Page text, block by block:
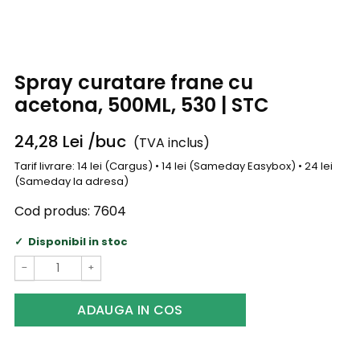
Spray curatare frane cu
acetona, 500ML, 530 | STC
24,28 Lei /buc (TVA inclus)
Tarif livrare: 14 lei (Cargus) • 14 lei (Sameday Easybox) • 24 lei
(Sameday la adresa)
Cod produs: 7604
Disponibil in stoc
− +
ADAUGA IN COS